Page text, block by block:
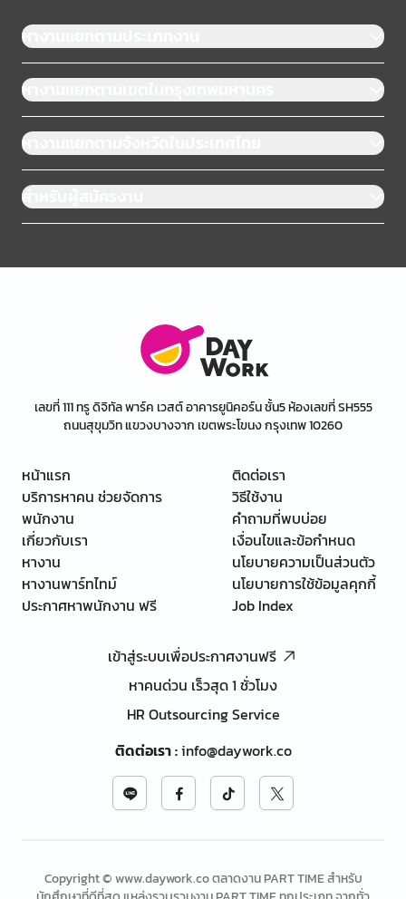
หางานแยกตามประเภทงาน
หางานแยกตามเขตในกรุงเทพมหานคร
หางานแยกตามจังหวัดในประเทศไทย
สำหรับผู้สมัครงาน
เลขที่ 111 ทรู ดิจิทัล พาร์ค เวสต์ อาคารยูนิคอร์น ชั้น5 ห้องเลขที่ SH555
ถนนสุขุมวิท แขวงบางจาก เขตพระโขนง กรุงเทพ 10260
หน้าแรก
บริการหาคน ช่วยจัดการ
พนักงาน
เกี่ยวกับเรา
หางาน
หางานพาร์ทไทม์
ประกาศหาพนักงาน ฟรี
ติดต่อเรา
วิธีใช้งาน
คำถามที่พบบ่อย
เงื่อนไขและข้อกำหนด
นโยบายความเป็นส่วนตัว
นโยบายการใช้ข้อมูลคุกกี้
Job Index
เข้าสู่ระบบเพื่อประกาศงานฟรี
หาคนด่วน เร็วสุด 1 ชั่วโมง
HR Outsourcing Service
ติดต่อเรา:info@daywork.co
Copyright © www.daywork.co ตลาดงาน PART TIME สำหรับ